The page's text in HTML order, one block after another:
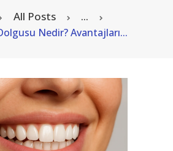
All Posts ...
Nedir? Avantajları...